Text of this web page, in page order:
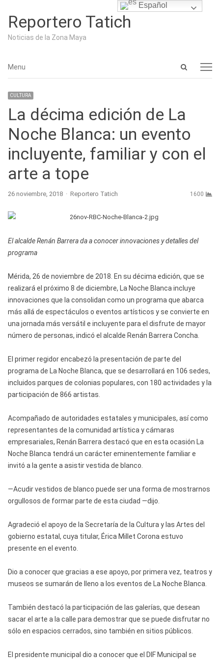
Reportero Tatich
Noticias de la Zona Maya
Open
Menu
Menu
CULTURA
La décima edición de La
Noche Blanca: un evento
incluyente, familiar y con el
arte a tope
26 noviembre, 2018 Author
Reportero Tatich 1600
El alcalde Renán Barrera da a conocer innovaciones y detalles del
programa
Mérida, 26 de noviembre de 2018. En su décima edición, que se
realizará el próximo 8 de diciembre, La Noche Blanca incluye
innovaciones que la consolidan como un programa que abarca
más allá de espectáculos o eventos artísticos y se convierte en
una jornada más versátil e incluyente para el disfrute de mayor
número de personas, indicó el alcalde Renán Barrera Concha.
El primer regidor encabezó la presentación de parte del
programa de La Noche Blanca, que se desarrollará en 106 sedes,
incluidos parques de colonias populares, con 180 actividades y la
participación de 866 artistas.
Acompañado de autoridades estatales y municipales, así como
representantes de la comunidad artística y cámaras
empresariales, Renán Barrera destacó que en esta ocasión La
Noche Blanca tendrá un carácter eminentemente familiar e
invitó a la gente a asistir vestida de blanco.
—Acudir vestidos de blanco puede ser una forma de mostrarnos
orgullosos de formar parte de esta ciudad —dijo.
Agradeció el apoyo de la Secretaría de la Cultura y las Artes del
gobierno estatal, cuya titular, Érica Millet Corona estuvo
presente en el evento.
Dio a conocer que gracias a ese apoyo, por primera vez, teatros y
museos se sumarán de lleno a los eventos de La Noche Blanca.
También destacó la participación de las galerías, que desean
sacar el arte a la calle para demostrar que se puede disfrutar no
sólo en espacios cerrados, sino también en sitios públicos.
El presidente municipal dio a conocer que el DIF Municipal se
Español